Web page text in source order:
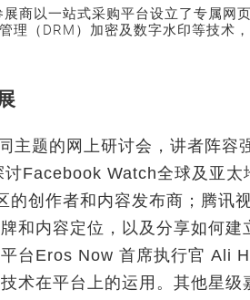
商以一站式采购平台设立了专属网
理（DRM）加密及数字水印等技术
主题的网上研讨会，讲者阵容
Facebook Watch全球及亚太
的创作者和内容发布商；腾讯
和内容定位，以及分享如何建
台Eros Now 首席执行官 Ali
术在平台上的运用。其他星级